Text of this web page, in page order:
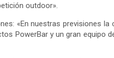
outdoor».
«En nuestras previsiones la
PowerBar y un gran equipo